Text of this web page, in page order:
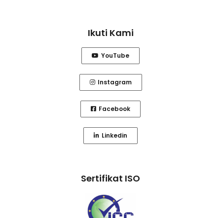
Ikuti Kami
YouTube
Instagram
Facebook
Linkedin
Sertifikat ISO